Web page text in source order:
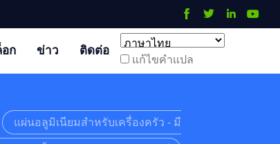
ก ข่าว ติดต่อ
แก้ไขคําแปล
แผ่นอลูมิเนียมสำหรับเครื่องครัว - มี